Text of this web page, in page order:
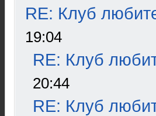
RE: Клуб
19:04
RE: Клуб
20:44
RE: Клуб